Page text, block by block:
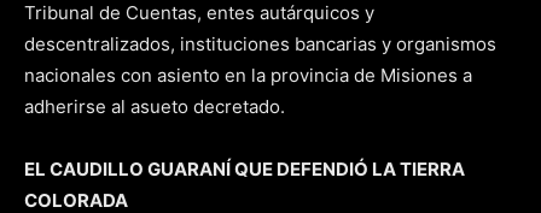
Tribunal de Cuentas, entes autárquicos y
descentralizados, instituciones bancarias y organismos
nacionales con asiento en la provincia de Misiones a
adherirse al asueto decretado.
EL CAUDILLO GUARANÍ QUE DEFENDIÓ LA TIERRA
COLORADA